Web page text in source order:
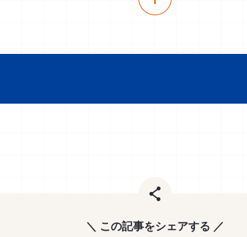
＼ この記事をシェアする ／